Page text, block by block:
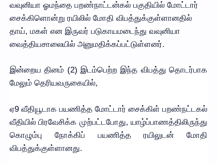
வவுனியா ஓமந்தை பறண்நாட்டன்கல் பகுதியில் மோட்டார்
சைக்கிளொன்று ரயிலில் மோதி விபத்துக்குள்ளானதில்
தாய், மகள் என இருவர் படுகாயமடைந்து வவுனியா
வைத்தியசாலையில் அனுமதிக்கப்பட்டுள்ளனர்.
இன்றைய தினம் (2) இடம்பெற்ற இந்த விபத்து தொடர்பாக
மேலும் தெரியவருகையில்,
ஏ9 வீதியூடாக பயணித்த மோட்டார் சைக்கிள் பறண்நட்டகல்
வீதியில் பிரவேசிக்க முற்பட்டபோது, யாழ்ப்பாணத்திலிருந்து
கொழும்பு நோக்கிப் பயணித்த ரயிலுடன் மோதி
விபத்துக்குள்ளானது.